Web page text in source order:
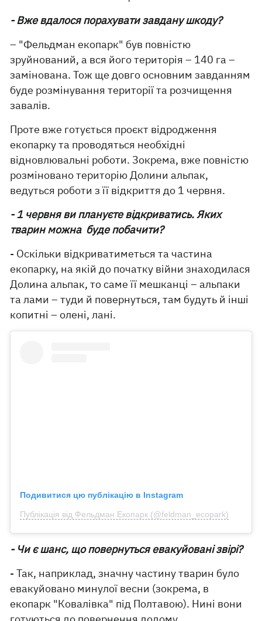
- Вже вдалося порахувати завдану шкоду?
– "Фельдман екопарк" був повністю
зруйнований, а вся його територія – 140 га –
замінована. Тож ще довго основним завданням
буде розмінування території та розчищення
завалів.
Проте вже готується проєкт відродження
екопарку та проводяться необхідні
відновлювальні роботи. Зокрема, вже повністю
розміновано територію Долини альпак,
ведуться роботи з її відкриття до 1 червня.
- 1 червня ви плануєте відкриватись. Яких
тварин можна буде побачити?
- Оскільки відкриватиметься та частина
екопарку, на якій до початку війни знаходилася
Долина альпак, то саме її мешканці – альпаки
та лами – туди й повернуться, там будуть й інші
копитні – олені, лані.
Подивитися цю публікацію в Instagram
Публікація від Фельдман Екопарк (@feldman_ecopark)
- Чи є шанс, що повернуться евакуйовані звірі?
- Так, наприклад, значну частину тварин було
евакуйовано минулої весни (зокрема, в
екопарк "Ковалівка" під Полтавою). Нині вони